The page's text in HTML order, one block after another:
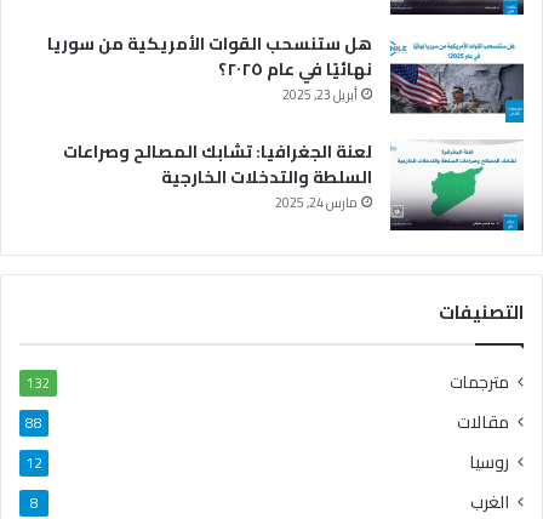
هل ستنسحب القوات الأمريكية من سوريا
نهائيًا في عام ٢٠٢٥؟
أبريل 23, 2025
لعنة الجغرافيا: تشابك المصالح وصراعات
السلطة والتدخلات الخارجية
مارس 24, 2025
التصنيفات
مترجمات 132
مقالات 88
روسيا 12
الغرب 8